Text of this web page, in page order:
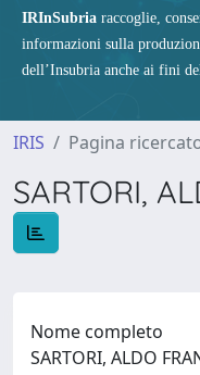
IRInSubria raccoglie,
informazioni sulla
dell’Insubria anche ai fini
IRIS Pagina
SARTORI,
Nome completo
SARTORI, ALDO